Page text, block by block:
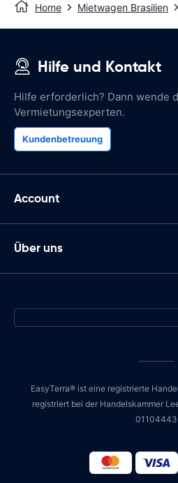
Home Mietwagen Brasilien
Hilfe und Kontakt
Hilfe erforderlich? Dann wende
Vermietungsexperten.
Kundenbetreuung
Account
Über uns
EasyTerra® ist eine registrierte
registriert bei der Handelskammer
01104443